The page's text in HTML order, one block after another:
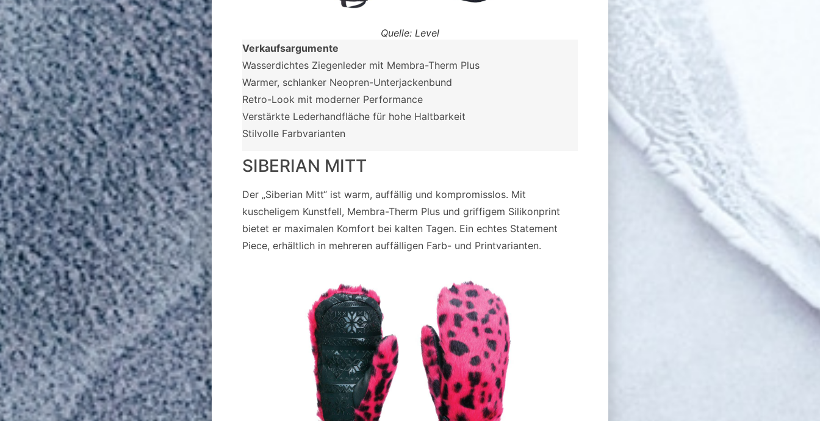
Quelle: Level
Verkaufsargumente
Wasserdichtes Ziegenleder mit Membra-Therm Plus
Warmer, schlanker Neopren-Unterjackenbund
Retro-Look mit moderner Performance
Verstärkte Lederhandfläche für hohe Haltbarkeit
Stilvolle Farbvarianten
SIBERIAN MITT
Der „Siberian Mitt“ ist warm, auffällig und kompromisslos. Mit
kuscheligem Kunstfell, Membra-Therm Plus und griffigem Silikonprint
bietet er maximalen Komfort bei kalten Tagen. Ein echtes Statement
Piece, erhältlich in mehreren auffälligen Farb- und Printvarianten.